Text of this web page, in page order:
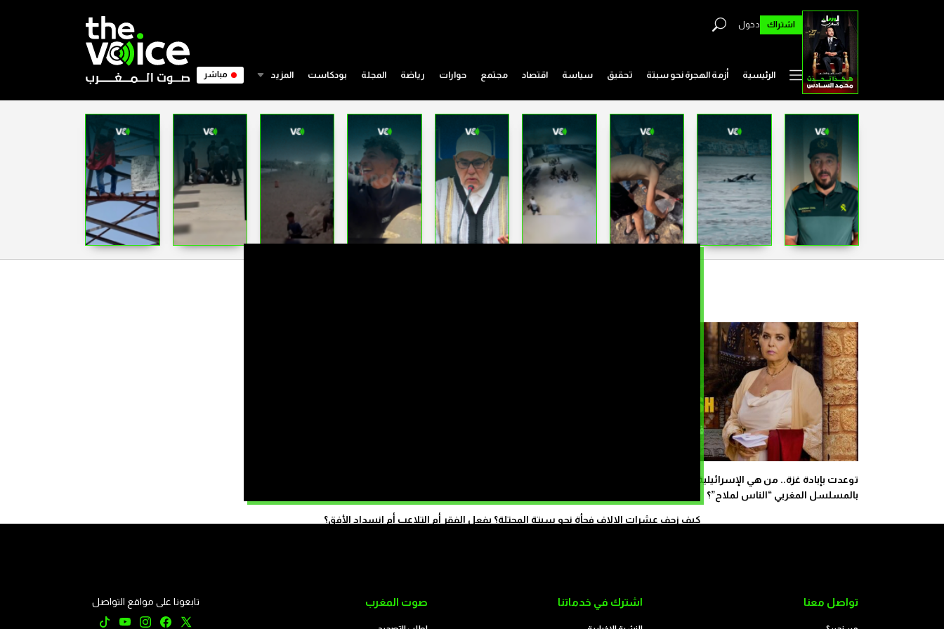
اشتراك دخول
الرئيسية أزمة الهجرة نحو سبتة تحقيق سياسة اقتصاد مجتمع حوارات رياضة المجلة بودكاست المزيد مباشر
كيف زحف عشرات الالاف فجأة نحو سبتة المحتلة؟ بفعل الفقر أم التلاعب أم انسداد الأفق؟
توعدت بإبادة غزة.. من هي الإسرائيلية مسعودة الممثلة
بالمسلسل المغربي “الناس لملاح”؟
تواصل معنا اشترك في خدماتنا صوت المغرب تابعونا على مواقع التواصل